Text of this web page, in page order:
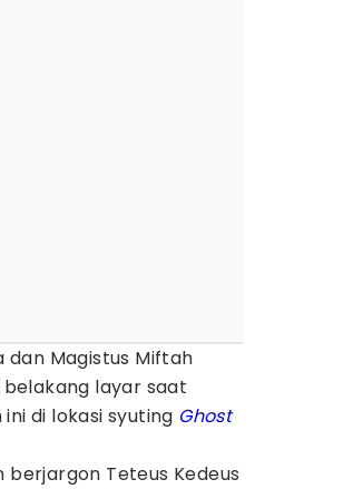
dan Magistus Miftah
belakang layar saat
di lokasi syuting Ghost
Teteus Kedeus